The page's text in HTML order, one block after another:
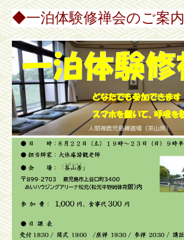
◆一泊体験修禅会のご案内